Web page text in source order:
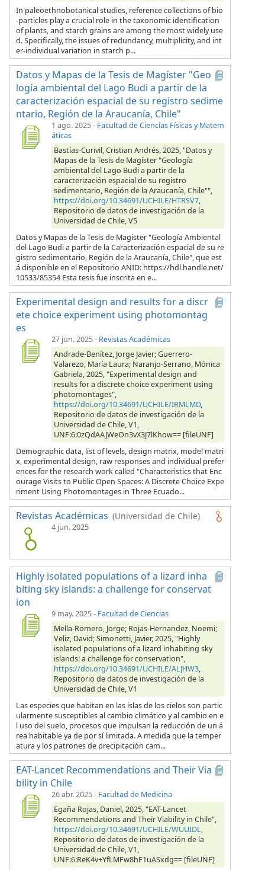
In paleoethnobotanical studies, reference collections of bio
-particles play a crucial role in the taxonomic identification
of plants, and starch grains are among the most widely use
d. Specifically, the issues of redundancy, multiplicity, and int
er-individual variation in starch p...
Datos y Mapas de la Tesis de Magíster "Geo
logía ambiental del Lago Budi a partir de la
caracterización espacial de su registro sedime
ntario, Región de la Araucanía, Chile"
1 ago. 2025- Facultad de Ciencias Físicas y Matem
áticas
Bastías-Curivil, Cristian Andrés, 2025, "Datos y
Mapas de la Tesis de Magíster "Geología
ambiental del Lago Budi a partir de la
caracterización espacial de su registro
sedimentario, Región de la Araucanía, Chile"",
https://doi.org/10.34691/UCHILE/HTRSV7,
Repositorio de datos de investigación de la
Universidad de Chile, V5
Datos y Mapas de la Tesis de Magíster "Geología Ambiental
del Lago Budi a partir de la Caracterización espacial de su re
gistro sedimentario, Región de la Araucanía, Chile", que est
á disponible en el Repositorio ANID: https://hdl.handle.net/
10533/85354 Esta tesis fue inscrita en e...
Experimental design and results for a discr
ete choice experiment using photomontag
es
27 jun. 2025- Revistas Académicas
Andrade-Benítez, Jorge Javier; Guerrero-
Valarezo, María Laura; Naranjo-Serrano, Mónica
Gabriela, 2025, "Experimental design and
results for a discrete choice experiment using
photomontages",
https://doi.org/10.34691/UCHILE/IRMLMD,
Repositorio de datos de investigación de la
Universidad de Chile, V1,
UNF:6:0zQdAAJWeOn3vX3J7lKhow== [fileUNF]
Demographic data, list of levels, design matrix, model matri
x, experimental design, raw responses and individual prefer
ences for the research work called "Characteristics that Enc
ourage Visits to Public Open Spaces: A Discrete Choice Expe
riment Using Photomontages in Three Ecuado...
Revistas Académicas (Universidad de Chile)
4 jun. 2025
Highly isolated populations of a lizard inha
biting sky islands: a challenge for conservat
ion
9 may. 2025- Facultad de Ciencias
Mella-Romero, Jorge; Rojas-Hernandez, Noemi;
Veliz, David; Simonetti, Javier, 2025, "Highly
isolated populations of a lizard inhabiting sky
islands: a challenge for conservation",
https://doi.org/10.34691/UCHILE/ALJHW3,
Repositorio de datos de investigación de la
Universidad de Chile, V1
Las especies que habitan en las islas de los cielos son partic
ularmente susceptibles al cambio climático y al cambio en e
l uso del suelo, procesos que impulsan la reducción de un á
rea habitable ya de por sí limitada. A medida que la temper
atura y los patrones de precipitación cam...
EAT-Lancet Recommendations and Their Via
bility in Chile
26 abr. 2025- Facultad de Medicina
Egaña Rojas, Daniel, 2025, "EAT-Lancet
Recommendations and Their Viability in Chile",
https://doi.org/10.34691/UCHILE/WUUIDL,
Repositorio de datos de investigación de la
Universidad de Chile, V1,
UNF:6:ReK4v+YfLMFw8hF1uASxdg== [fileUNF]